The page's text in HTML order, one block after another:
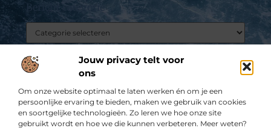
Jouw privacy telt voor
ons
Om onze website optimaal te laten werken én om je een
persoonlijke ervaring te bieden, maken we gebruik van cookies
en soortgelijke technologieën. Zo leren we hoe onze site
gebruikt wordt en hoe we die kunnen verbeteren. Meer weten?
Welke vragen krijg je bij een alcoholtest?
Loopbaanbegeleiding wat is dat?
Door Marokko op motorreis!
U kunt bij deze experten een heel goede
straalmachine huren
Bericht categorie